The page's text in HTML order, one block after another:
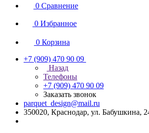
0 Сравнение
0 Избранное
0 Корзина
+7 (909) 470 90 09
Назад
Телефоны
+7 (909) 470 90 09
Заказать звонок
parquet_design@mail.ru
350020, Краснодар, ул. Бабушкина,